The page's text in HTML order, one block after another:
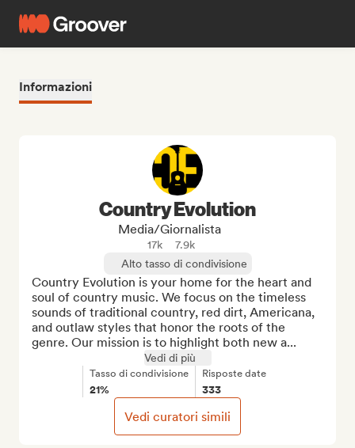
Informazioni
Country Evolution
Media/Giornalista
17k
7.9k
Alto tasso di condivisione
Country Evolution is your home for the heart and
soul of country music. We focus on the timeless
sounds of traditional country, red dirt, Americana,
and outlaw styles that honor the roots of the
genre. Our mission is to highlight both new a...
Vedi di più
Tasso di condivisione
21%
Risposte date
333
Vedi curatori simili